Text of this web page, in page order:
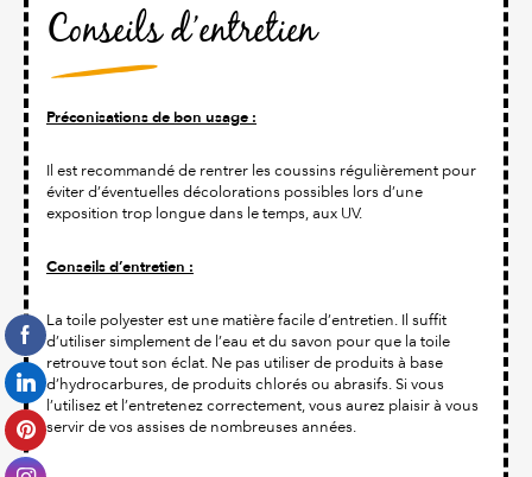
Conseils d’entretien
Préconisations de bon usage :
Il est recommandé de rentrer les coussins régulièrement pour
éviter d’éventuelles décolorations possibles lors d’une
exposition trop longue dans le temps, aux UV.
Conseils d’entretien :
La toile polyester est une matière facile d’entretien. Il suffit
d’utiliser simplement de l’eau et du savon pour que la toile
retrouve tout son éclat. Ne pas utiliser de produits à base
d’hydrocarbures, de produits chlorés ou abrasifs. Si vous
l’utilisez et l’entretenez correctement, vous aurez plaisir à vous
servir de vos assises de nombreuses années.